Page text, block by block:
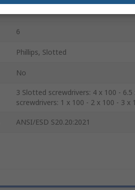
6
Phillips, Slotted
No
3 Slotted screwdrivers: 4 x 100 - 6.5
screwdrivers: 1 x 100 - 2 x 100 - 3 x
ANSI/ESD S20.20:2021